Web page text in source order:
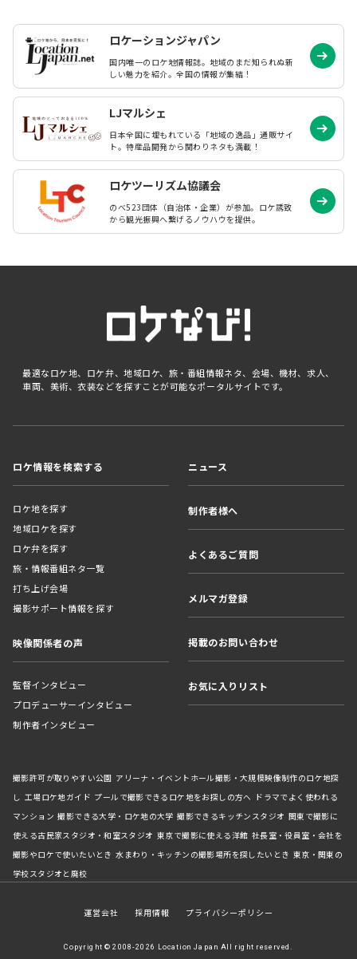
ロケーションジャパン
国内唯一のロケ地情報誌。地域のまだ知られぬ新
しい魅力を紹介。全国の情報が集結！
LJマルシェ
日本全国に埋もれている「地域の逸品」通販サイ
ト。特産品開発から関わりネタも満載！
ロケツーリズム協議会
のべ523団体（自治体・企業）が参加。ロケ誘致
から観光振興へ繋げるノウハウを提供。
最適なロケ地、ロケ弁、地域ロケ、旅・番組情報ネタ、会場、機材、求人、
車両、美術、衣装などを探すことが可能なポータルサイトです。
ロケ情報を検索する
ロケ地を探す
地域ロケを探す
ロケ弁を探す
旅・情報番組ネタ一覧
打ち上げ会場
撮影サポート情報を探す
映像関係者の声
監督インタビュー
プロデューサーインタビュー
制作者インタビュー
ニュース
制作者様へ
よくあるご質問
メルマガ登録
掲載のお問い合わせ
お気に入りリスト
撮影許可が取りやすい公園 アリーナ・イベントホール撮影・大規模映像制作のロケ地探
し 工場ロケ地ガイド プールで撮影できるロケ地をお探しの方へ ドラマでよく使われる
マンション 撮影できる大学・ロケ地の大学 撮影できるキッチンスタジオ 関東で撮影に
使える古民家スタジオ・和室スタジオ 東京で撮影に使える洋館 社長室・役員室・会社を
撮影やロケで使いたいとき 水まわり・キッチンの撮影場所を探したいとき 東京・関東の
学校スタジオと廃校
運営会社 採用情報 プライバシーポリシー
Copyright © 2008-2026 Location Japan All right reserved.